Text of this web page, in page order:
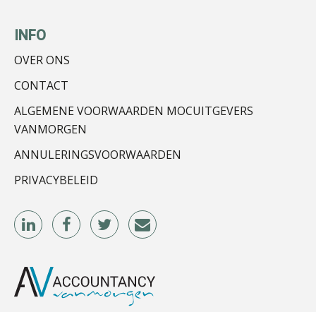
Debby Kettler
INFO
OVER ONS
CONTACT
ALGEMENE VOORWAARDEN MOCUITGEVERS
VANMORGEN
ANNULERINGSVOORWAARDEN
PRIVACYBELEID